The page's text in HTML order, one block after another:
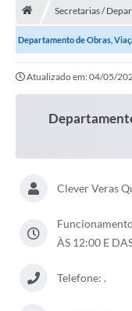
Secretarias /
Departamento de Obras,
Atualizado em: 04/05/
Clever Veras
ÀS 12:00 E
Telefone: .